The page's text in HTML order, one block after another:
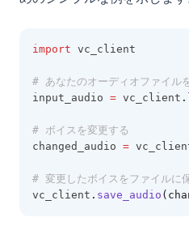
import vc_client
# あなたのオーディオファイル
input_audio = vc_client .
# ボイスを変更する
changed_audio =
# 変更したボイスをファイルに
vc_client . save_audio